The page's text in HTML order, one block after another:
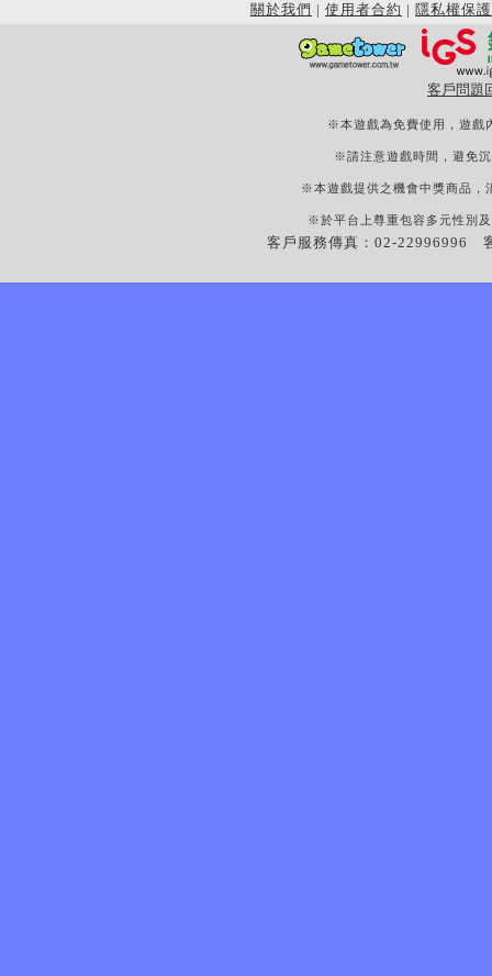
關於我們 | 使用者合約 | 隱私權保護
客戶問題
※本遊戲為免費使用，遊戲
※請注意遊戲時間，避免
※本遊戲提供之機會中獎商品，
※於平台上尊重包容多元性別
客戶服務傳真：02-22996996